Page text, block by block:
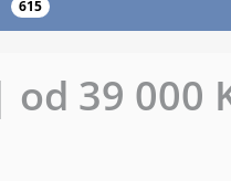
615
39 000